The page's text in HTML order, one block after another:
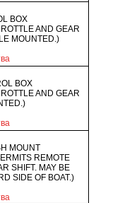
BOX
AND GEAR
MOUNTED.)
BOX
AND GEAR
MOUNT
REMOTE
SHIFT. MAY BE
SIDE OF BOAT.)